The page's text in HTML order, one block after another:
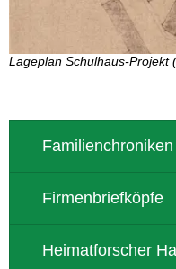
Lageplan Schulhaus-Projekt
Familienchroniken
Firmenbriefköpfe
Heimatforscher